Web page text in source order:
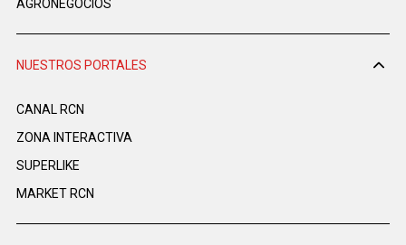
AGRONEGOCIOS
NUESTROS PORTALES
CANAL RCN
ZONA INTERACTIVA
SUPERLIKE
MARKET RCN